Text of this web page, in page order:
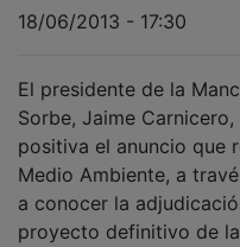
18/06/2013 - 17:30
El presidente de la
Sorbe, Jaime
positiva el anuncio que
Medio Ambiente, a
a conocer la
proyecto definitivo de